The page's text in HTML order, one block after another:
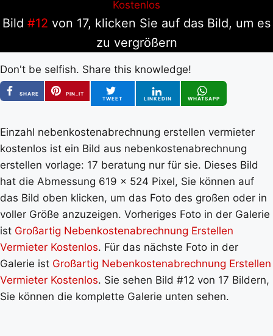
Bild #12 von 17, klicken Sie auf das Bild, um es
zu vergrößern
Don't be selfish. Share this knowledge!
SHARE
PIN_IT
TWEET
LINKEDIN WHATSAPP
Einzahl nebenkostenabrechnung erstellen vermieter
kostenlos ist ein Bild aus nebenkostenabrechnung
erstellen vorlage: 17 beratung nur für sie. Dieses Bild
hat die Abmessung 619 x 524 Pixel, Sie können auf
das Bild oben klicken, um das Foto des großen oder in
voller Größe anzuzeigen. Vorheriges Foto in der Galerie
ist Großartig Nebenkostenabrechnung Erstellen
Vermieter Kostenlos. Für das nächste Foto in der
Galerie ist Großartig Nebenkostenabrechnung Erstellen
Vermieter Kostenlos. Sie sehen Bild #12 von 17 Bildern,
Sie können die komplette Galerie unten sehen.